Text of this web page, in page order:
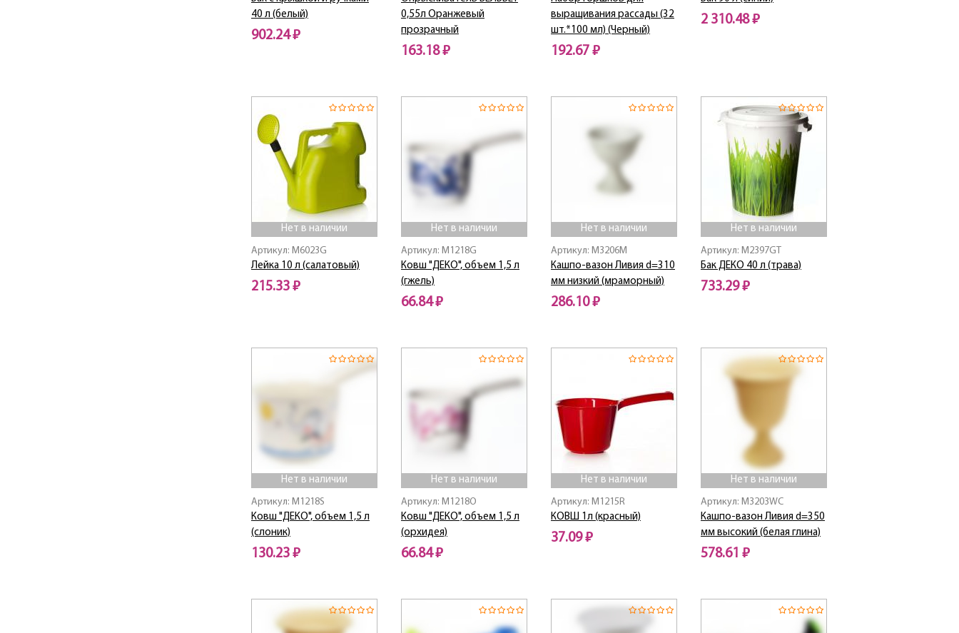
40 л (белый)
902.24 ₽
0,55л Оранжевый
прозрачный
163.18 ₽
выращивания рассады (32
шт.*100 мл) (Черный)
192.67 ₽
2 310.48 ₽
Нет в наличии
Артикул: M6023G
Лейка 10 л (салатовый)
215.33 ₽
Нет в наличии
Артикул: M1218G
Ковш "ДЕКО", объем 1,5 л
(гжель)
66.84 ₽
Нет в наличии
Артикул: M3206M
Кашпо-вазон Ливия d=310
мм низкий (мраморный)
286.10 ₽
Нет в наличии
Артикул: M2397GT
Бак ДЕКО 40 л (трава)
733.29 ₽
Нет в наличии
Артикул: M1218S
Ковш "ДЕКО", объем 1,5 л
(слоник)
130.23 ₽
Нет в наличии
Артикул: M1218O
Ковш "ДЕКО", объем 1,5 л
(орхидея)
66.84 ₽
Нет в наличии
Артикул: M1215R
КОВШ 1л (красный)
37.09 ₽
Нет в наличии
Артикул: M3203WC
Кашпо-вазон Ливия d=350
мм высокий (белая глина)
578.61 ₽